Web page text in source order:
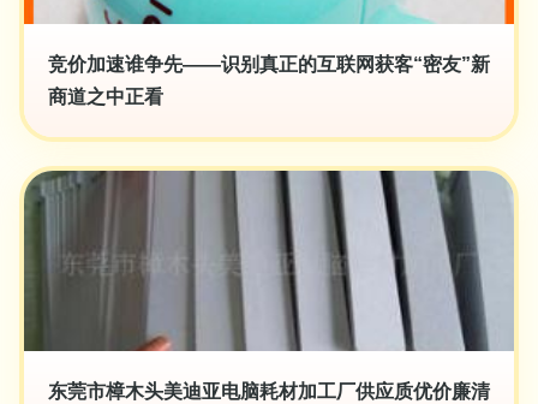
竞价加速谁争先——识别真正的互联网获客“密友”新
商道之中正看
东莞市樟木头美迪亚电脑耗材加工厂供应质优价廉清